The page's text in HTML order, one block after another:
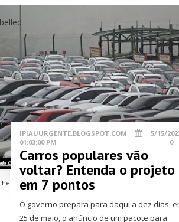
IPIAUURGENTE.BLOGSPOT.COM
5/15/
01:03:00 PM
0
Carros populares vão
voltar? Entenda o projeto
em 7 pontos
O governo prepara para daqui a dez dias,
25 de maio, o anúncio de um pacote para